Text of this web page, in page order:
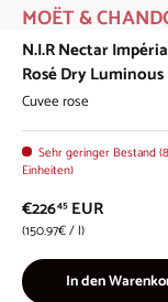
MOËT &
N.I.R Nectar
Rosé Dry Luminous
Cuvee rose
Sehr geringer Bestand (8
Einheiten)
€22645 EUR
Grundpreis
150.97€/l
In den